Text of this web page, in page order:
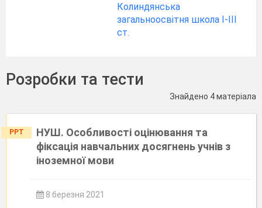
Колиндянська
загальноосвітня школа І-ІІІ
ст.
Розробки та тести
Знайдено 4 матеріала
PPT
НУШ. Особливості оцінювання та
фіксація навчальних досягнень учнів з
іноземної мови
8 березня 2021